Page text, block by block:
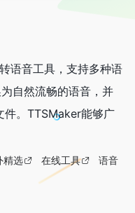
语音工具，支持多种语
自然流畅的语音，并
件。TTSMaker能够广
精选 在线工具
语音